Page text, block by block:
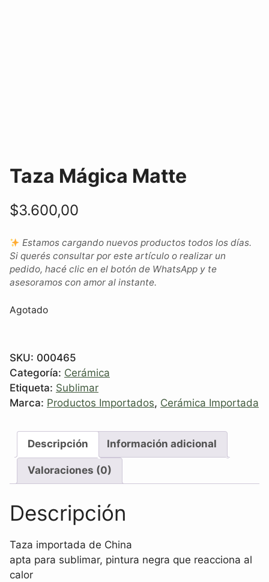
Taza Mágica Matte
$3.600,00
Estamos cargando nuevos productos todos los días.
Si querés consultar por este artículo o realizar un
pedido, hacé clic en el botón de WhatsApp y te
asesoramos con amor al instante.
Agotado
SKU: 000465
Categoría: Cerámica
Etiqueta: Sublimar
Marca: Productos Importados, Cerámica Importada
Descripción Información adicional
Valoraciones (0)
Descripción
Taza importada de China
apta para sublimar, pintura negra que reacciona al
calor